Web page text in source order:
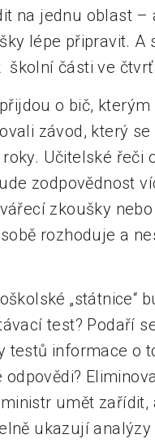
na jednu oblast
lépe připravit.
části ve
o bič,
závod, který
Učitelské řeči
zodpovědnost
zkoušky
rozhoduje a
„státnice“
test? Podaří
testů informace o
umět
ukazují